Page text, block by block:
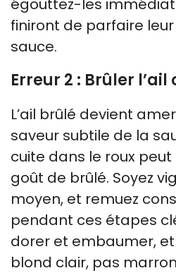
finiront de parfaire
sauce.
Erreur 2 : Brûler
L’ail brûlé devient
saveur subtile de la
cuite dans le roux
goût de brûlé. Soyez
moyen, et remuez
pendant ces étapes
dorer et embaumer,
blond clair, pas